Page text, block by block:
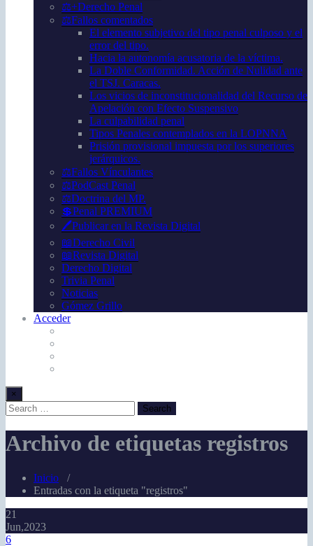
⚖️+Derecho Penal
⚖️Fallos comentados
El elemento subjetivo del tipo penal culposo y el
error del tipo.
Hacia la autonomía acusatoria de la víctima.
La Doble Conformidad. Acción de Nulidad ante
el TSJ. Caracas.
Los vicios de inconstitucionalidad del Recurso de
Apelación con Efecto Suspensivo
La culpabilidad penal
Tipos Penales contemplados en la LOPNNA
Prisión provisional impuesta por los superiores
jerárquicos.
⚖️Fallos Vínculantes
⚖️PodCast Penal
⚖️Doctrina del MP.
💲Penal PREMIUM
🖊️Publicar en la Revista Digital
📖Derecho Civil
📖Revista Digital
Derecho Digital
Trivia Penal
Noticias
Gómez Grillo
Acceder
×
Archivo de etiquetas registros
Inicio /
Entradas con la etiqueta "registros"
21
Jun,2023
6